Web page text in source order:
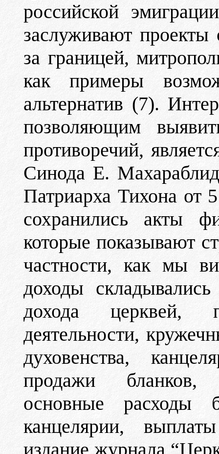
российской
заслуживают проекты
за границей,
как примеры
альтернатив (7).
позволяющим
противоречий,
Синода Е.
Патриарха Тихона от
сохранились акты
которые показывают
частности, как мы
доходы
дохода церквей,
деятельности,
духовенства,
продажи бланков,
основные расходы
канцелярии,
издание журнала